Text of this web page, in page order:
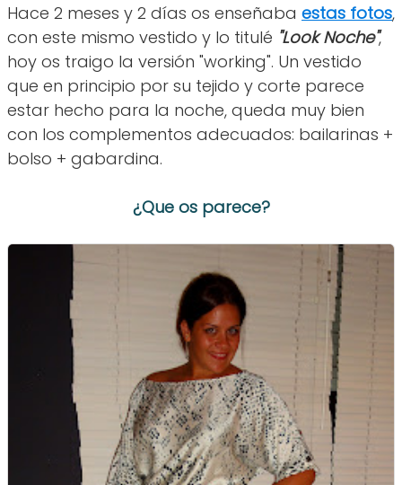
Hace 2 meses y 2 días os enseñaba estas fotos,
con este mismo vestido y lo titulé "Look Noche",
hoy os traigo la versión "working". Un vestido
que en principio por su tejido y corte parece
estar hecho para la noche, queda muy bien
con los complementos adecuados: bailarinas +
bolso + gabardina.
¿Que os parece?